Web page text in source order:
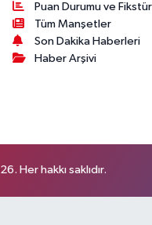
Puan Durumu ve Fikstür
Tüm Manşetler
Son Dakika Haberleri
Haber Arşivi
Her hakkı saklıdır.